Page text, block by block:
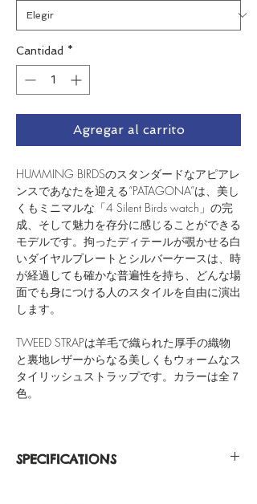
Cantidad *
Agregar al carrito
HUMMING BIRDSのスタンダードなアピアレ
ンスであなたを迎える“PATAGONA”は、美し
くもミニマルな「4 Silent Birds watch」の完
成、そして魅力を存分に感じることができる
モデルです。拘ったディテールが覗かせる白
いダイヤルプレートとシルバーケースは、時
が経過しても確かな普遍性を持ち、どんな場
面でも身につける人のスタイルを自由に演出
します。
TWEED STRAPは羊毛で織られた厚手の織物
と裏地レザーからなる美しくもウォームなス
タイリッシュストラップです。カラーは全７
色。
SPECIFICATIONS